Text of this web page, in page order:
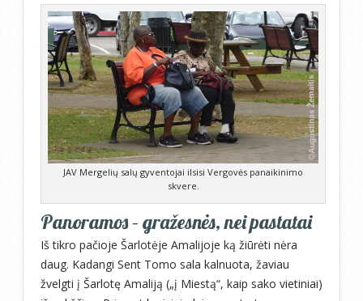
JAV Mergelių salų gyventojai ilsisi Vergovės panaikinimo
skvere.
Panoramos – gražesnės, nei pastatai
Iš tikro pačioje Šarlotėje Amalijoje ką žiūrėti nėra
daug. Kadangi Sent Tomo sala kalnuota, žaviau
žvelgti į Šarlotę Amaliją („į Miestą“, kaip sako vietiniai)